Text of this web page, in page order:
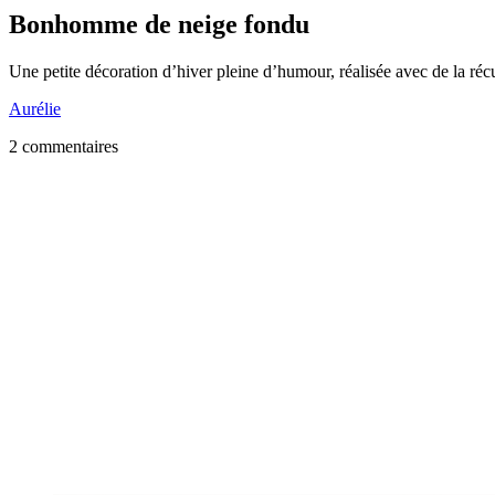
Bonhomme de neige fondu
Une petite décoration d’hiver pleine d’humour, réalisée avec de la
Aurélie
2 commentaires